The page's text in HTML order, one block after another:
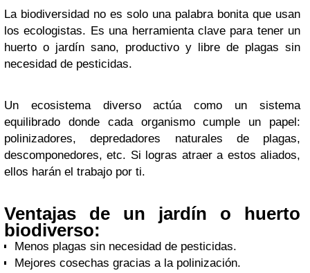
La biodiversidad no es solo una palabra bonita que usan
los ecologistas. Es una herramienta clave para tener un
huerto o jardín sano, productivo y libre de plagas sin
necesidad de pesticidas.
Un ecosistema diverso actúa como un sistema
equilibrado donde cada organismo cumple un papel:
polinizadores, depredadores naturales de plagas,
descomponedores, etc. Si logras atraer a estos aliados,
ellos harán el trabajo por ti.
Ventajas de un jardín o huerto
biodiverso:
Menos plagas sin necesidad de pesticidas.
Mejores cosechas gracias a la polinización.